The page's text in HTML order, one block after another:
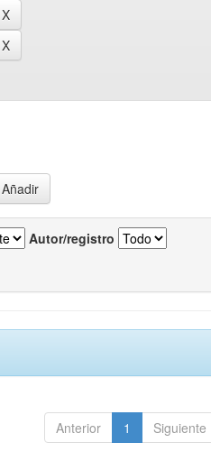
Autor/registro
Anterior 1 Siguiente